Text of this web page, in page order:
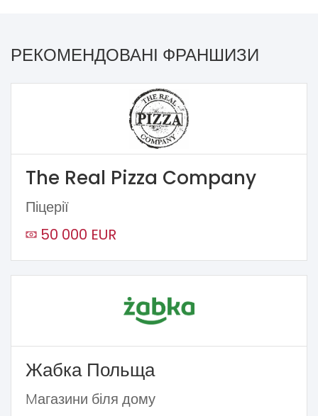
РЕКОМЕНДОВАНІ ФРАНШИЗИ
The Real Pizza Company
Піцерії
50 000 EUR
Жабка Польща
Mагазини біля дому